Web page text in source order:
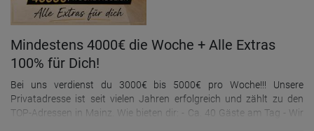
Mindestens 4000€ die Woche + Alle Extras
100% für Dich!
Bei uns verdienst du 3000€ bis 5000€ pro Woche!!! Unsere
Privatadresse ist seit vielen Jahren erfolgreich und zählt zu den
TOP-Adressen in Mainz. Wie bieten dir: - Ca. 40 Gäste am Tag - Wir